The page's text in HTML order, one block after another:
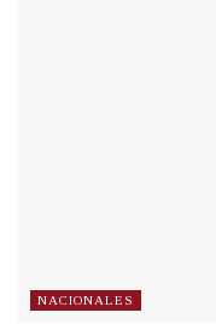
NACIONALES